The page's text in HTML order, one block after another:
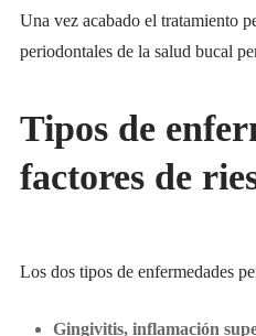
Una vez acabado el tratamiento
periodontales de la salud bucal
Tipos de
factores de
Los dos tipos de enfermedades
Gingivitis, inflamación